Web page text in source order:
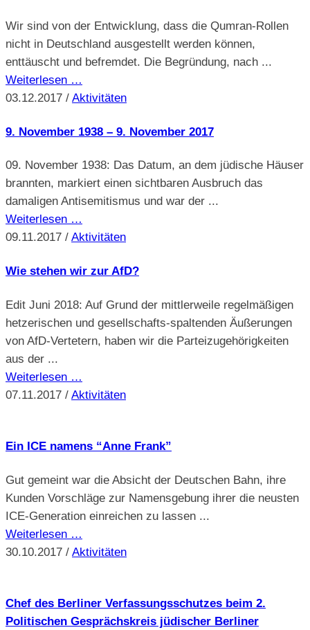
Wir sind von der Entwicklung, dass die Qumran-Rollen
nicht in Deutschland ausgestellt werden können,
enttäuscht und befremdet. Die Begründung, nach ...
Weiterlesen …
03.12.2017 / Aktivitäten
9. November 1938 – 9. November 2017
09. November 1938: Das Datum, an dem jüdische Häuser
brannten, markiert einen sichtbaren Ausbruch das
damaligen Antisemitismus und war der ...
Weiterlesen …
09.11.2017 / Aktivitäten
Wie stehen wir zur AfD?
Edit Juni 2018: Auf Grund der mittlerweile regelmäßigen
hetzerischen und gesellschafts-spaltenden Äußerungen
von AfD-Vertetern, haben wir die Parteizugehörigkeiten
aus der ...
Weiterlesen …
07.11.2017 / Aktivitäten
Ein ICE namens “Anne Frank”
Gut gemeint war die Absicht der Deutschen Bahn, ihre
Kunden Vorschläge zur Namensgebung ihrer die neusten
ICE-Generation einreichen zu lassen ...
Weiterlesen …
30.10.2017 / Aktivitäten
Chef des Berliner Verfassungsschutzes beim 2.
Politischen Gesprächskreis jüdischer Berliner